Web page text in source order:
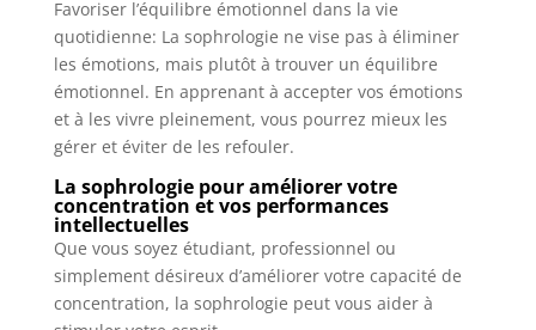
Favoriser l’équilibre émotionnel dans la vie
quotidienne: La sophrologie ne vise pas à éliminer
les émotions, mais plutôt à trouver un équilibre
émotionnel. En apprenant à accepter vos émotions
et à les vivre pleinement, vous pourrez mieux les
gérer et éviter de les refouler.
La sophrologie pour améliorer votre
concentration et vos performances
intellectuelles
Que vous soyez étudiant, professionnel ou
simplement désireux d’améliorer votre capacité de
concentration, la sophrologie peut vous aider à